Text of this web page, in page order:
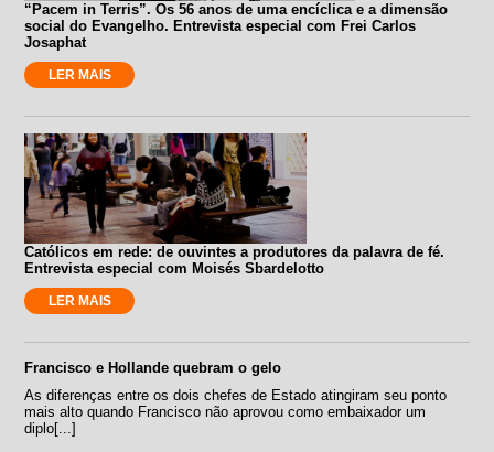
“Pacem in Terris”. Os 56 anos de uma encíclica e a dimensão
social do Evangelho. Entrevista especial com Frei Carlos
Josaphat
LER MAIS
Católicos em rede: de ouvintes a produtores da palavra de fé.
Entrevista especial com Moisés Sbardelotto
LER MAIS
Francisco e Hollande quebram o gelo
As diferenças entre os dois chefes de Estado atingiram seu ponto
mais alto quando Francisco não aprovou como embaixador um
diplo[...]